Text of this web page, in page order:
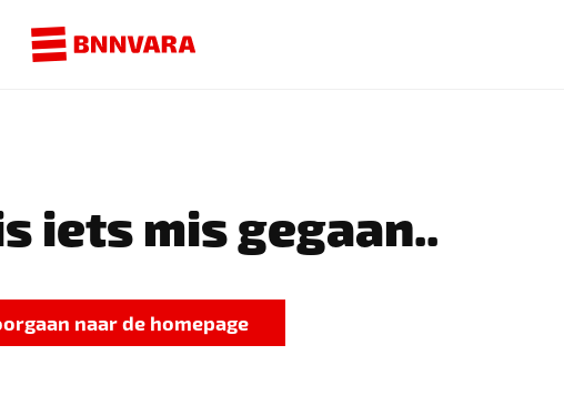
iets mis gegaan..
naar de homepage